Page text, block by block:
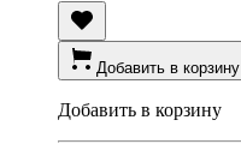
Добавить в корзину
Добавить в корзину